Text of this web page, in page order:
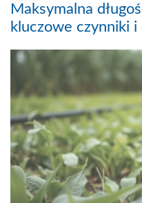
Maksymalna
kluczowe czynniki i